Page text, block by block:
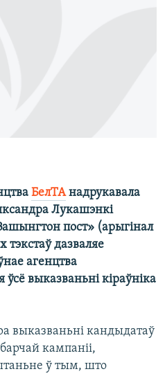
БелТАнадрукавала
Лукашэнкі
пост» (арыгінал
тэкстаў дазваляе
агенцтва
выказваньні кіраўніка
выказваньні кандыдатаў
кампаніі,
ў тым, што